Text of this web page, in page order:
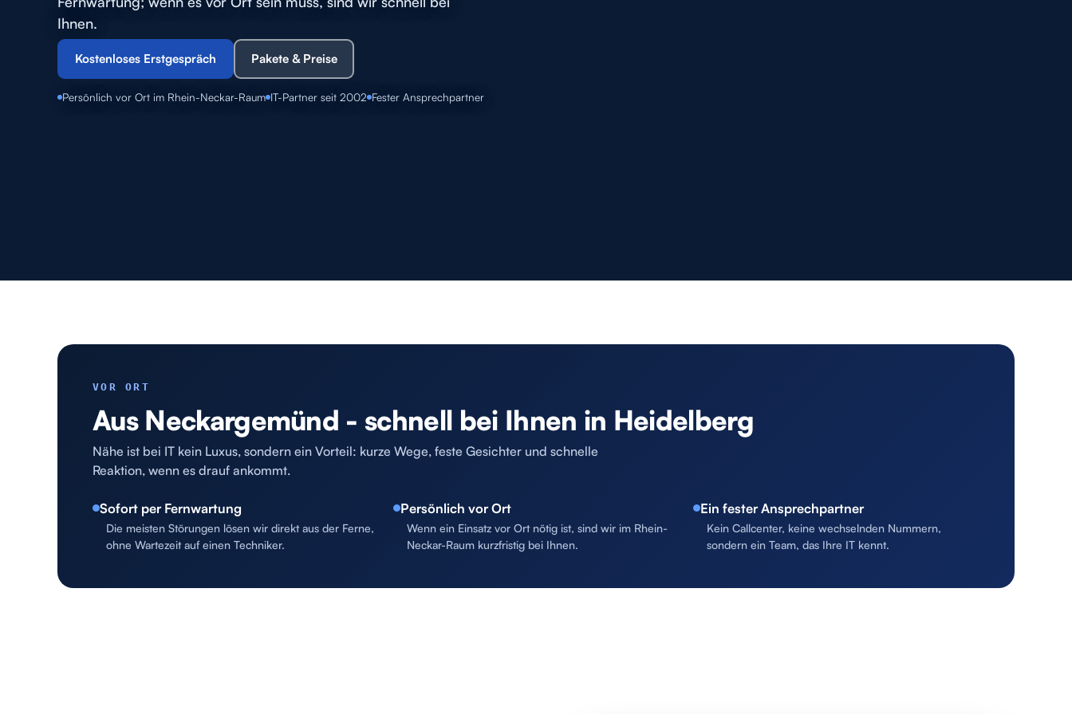
Ihnen.
Kostenloses Erstgespräch Pakete & Preise
Persönlich vor Ort im Rhein-Neckar-Raum IT-Partner seit 2002 Fester Ansprechpartner
VOR ORT
Aus Neckargemünd - schnell bei Ihnen in Heidelberg
Nähe ist bei IT kein Luxus, sondern ein Vorteil: kurze Wege, feste Gesichter und schnelle
Reaktion, wenn es drauf ankommt.
Sofort per Fernwartung
Die meisten Störungen lösen wir direkt aus der Ferne,
ohne Wartezeit auf einen Techniker.
Persönlich vor Ort
Wenn ein Einsatz vor Ort nötig ist, sind wir im Rhein-
Neckar-Raum kurzfristig bei Ihnen.
Ein fester Ansprechpartner
Kein Callcenter, keine wechselnden Nummern,
sondern ein Team, das Ihre IT kennt.